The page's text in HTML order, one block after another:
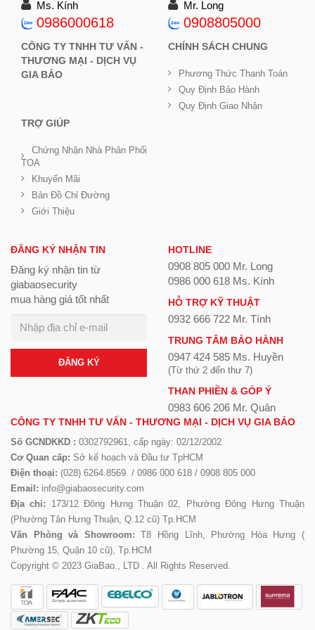
Ms. Kính
0986000618
Mr. Long
0908805000
CÔNG TY TNHH TƯ VẤN -
THƯƠNG MẠI - DỊCH VỤ
GIA BẢO
CHÍNH SÁCH CHUNG
Phương Thức Thanh Toán
Quy Định Bảo Hành
Quy Định Giao Nhận
TRỢ GIÚP
Chứng Nhận Nhà Phân Phối
TOA
Khuyến Mãi
Bản Đồ Chỉ Đường
Giới Thiệu
ĐĂNG KÝ NHẬN TIN
Đăng ký nhận tin từ
giabaosecurity
mua hàng giá tốt nhất
ĐĂNG KÝ
HOTLINE
0908 805 000 Mr. Long
0986 000 618 Ms. Kính
HỖ TRỢ KỸ THUẬT
0932 666 722 Mr. Tính
TRUNG TÂM BẢO HÀNH
0947 424 585 Ms. Huyền
(Từ thứ 2 đến thư 7)
THAN PHIỀN & GÓP Ý
0983 606 206 Mr. Quân
CÔNG TY TNHH TƯ VẤN - THƯƠNG MẠI - DỊCH VỤ GIA BẢO
Số GCNDKKD : 0302792961, cấp ngày: 02/12/2002
Cơ Quan cấp: Sở kế hoạch và Đầu tư TpHCM
Điện thoại: (028) 6264.8569 / 0986 000 618 / 0908 805 000
Email: info@giabaosecurity.com
Địa chỉ: 173/12 Đông Hưng Thuận 02, Phường Đông Hưng Thuận
(Phường Tân Hưng Thuận, Q.12 cũ) Tp.HCM
Văn Phòng và Showroom: T8 Hồng Lĩnh, Phường Hòa Hưng (
Phường 15, Quận 10 cũ), Tp.HCM
Copyright © 2023 GiaBao., LTD . All Rights Reserved.